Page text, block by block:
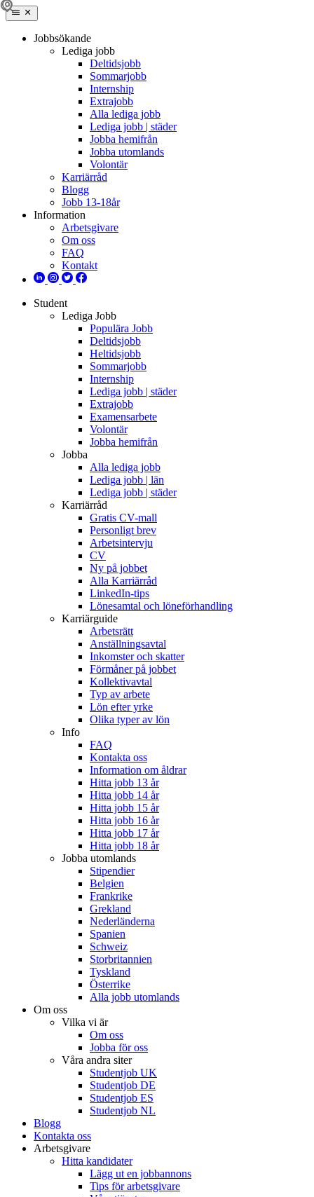
Jobbsökande
Lediga jobb
Deltidsjobb
Sommarjobb
Internship
Extrajobb
Alla lediga jobb
Lediga jobb | städer
Jobba hemifrån
Jobba utomlands
Volontär
Karriärråd
Blogg
Jobb 13-18år
Information
Arbetsgivare
Om oss
FAQ
Kontakt
Student
Lediga Jobb
Populära Jobb
Deltidsjobb
Heltidsjobb
Sommarjobb
Internship
Lediga jobb | städer
Extrajobb
Examensarbete
Volontär
Jobba hemifrån
Jobba
Alla lediga jobb
Lediga jobb | län
Lediga jobb | städer
Karriärråd
Gratis CV-mall
Personligt brev
Arbetsintervju
CV
Ny på jobbet
Alla Karriärråd
LinkedIn-tips
Lönesamtal och löneförhandling
Karriärguide
Arbetsrätt
Anställningsavtal
Inkomster och skatter
Förmåner på jobbet
Kollektivavtal
Typ av arbete
Lön efter yrke
Olika typer av lön
Info
FAQ
Kontakta oss
Information om åldrar
Hitta jobb 13 år
Hitta jobb 14 år
Hitta jobb 15 år
Hitta jobb 16 år
Hitta jobb 17 år
Hitta jobb 18 år
Jobba utomlands
Stipendier
Belgien
Frankrike
Grekland
Nederländerna
Spanien
Schweiz
Storbritannien
Tyskland
Österrike
Alla jobb utomlands
Om oss
Vilka vi är
Om oss
Jobba för oss
Våra andra siter
Studentjob UK
Studentjob DE
Studentjob ES
Studentjob NL
Blogg
Kontakta oss
Arbetsgivare
Hitta kandidater
Lägg ut en jobbannons
Tips för arbetsgivare